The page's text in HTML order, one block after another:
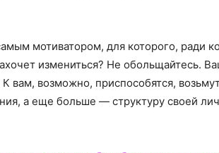
мотиватором, для которого, ради
измениться? Не обольщайтесь.
вам, возможно, приспособятся,
а еще больше — структуру своей